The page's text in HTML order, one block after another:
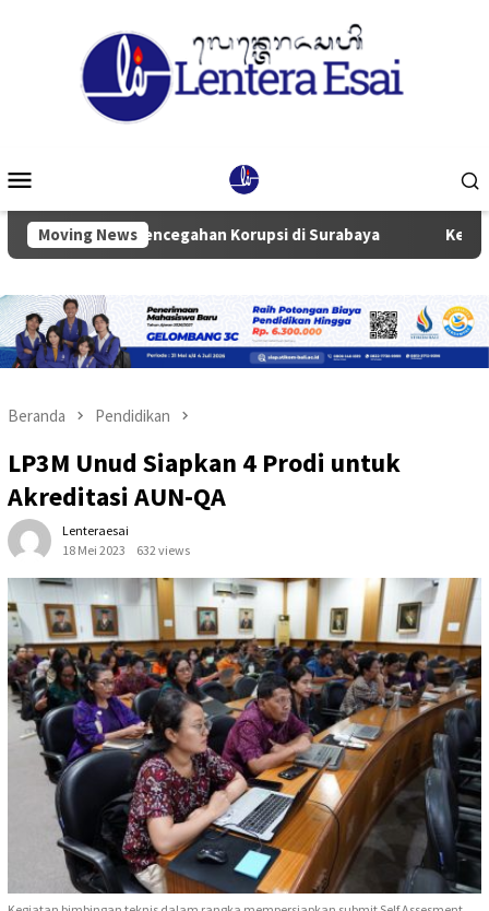
Mobile
Moving News
Pencegahan Korupsi di Surabaya Ketua Komisi III
Beranda Pendidikan
LP3M Unud Siapkan 4 Prodi untuk
Akreditasi AUN-QA
Lenteraesai
18 Mei 2023
632 views